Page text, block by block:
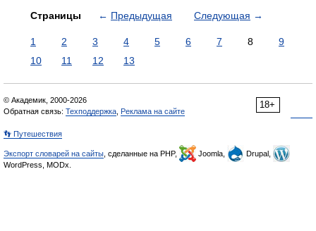
Страницы ← Предыдущая Следующая →
1 2 3 4 5 6 7 8
9
10
11 12 13
18+
© Академик, 2000-2026
Обратная связь: Техподдержка Реклама на сайте
👣 Путешествия
Экспорт словарей на сайты , сделанные на PHP, Joomla,
Drupal,
WordPress, MODx.